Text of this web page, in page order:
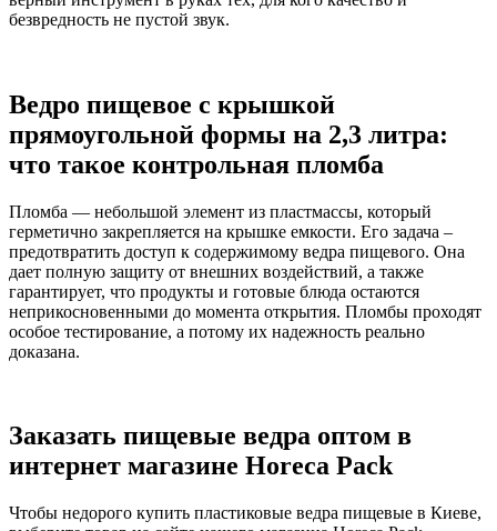
безвредность не пустой звук.
Ведро пищевое с крышкой
прямоугольной формы на 2,3 литра:
что такое контрольная пломба
Пломба — небольшой элемент из пластмассы, который
герметично закрепляется на крышке емкости. Его задача –
предотвратить доступ к содержимому ведра пищевого. Она
дает полную защиту от внешних воздействий, а также
гарантирует, что продукты и готовые блюда остаются
неприкосновенными до момента открытия. Пломбы проходят
особое тестирование, а потому их надежность реально
доказана.
Заказать пищевые ведра оптом в
интернет магазине Horeca Pack
Чтобы недорого купить пластиковые ведра пищевые в Киеве,